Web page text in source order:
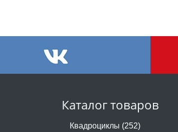
Каталог товаров
Квадроциклы (252)